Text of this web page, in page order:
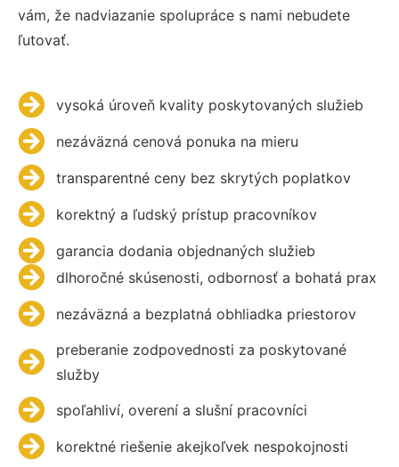
vám, že nadviazanie spolupráce s nami nebudete
ľutovať.
vysoká úroveň kvality poskytovaných služieb
nezáväzná cenová ponuka na mieru
transparentné ceny bez skrytých poplatkov
korektný a ľudský prístup pracovníkov
garancia dodania objednaných služieb
dlhoročné skúsenosti, odbornosť a bohatá prax
nezáväzná a bezplatná obhliadka priestorov
preberanie zodpovednosti za poskytované
služby
spoľahliví, overení a slušní pracovníci
korektné riešenie akejkoľvek nespokojnosti